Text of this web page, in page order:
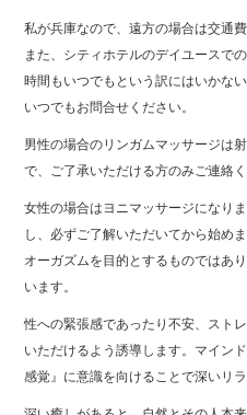
私が兵庫なので、遠方の場合は交通
また、シティホテルのデイユースで
時間もいつでもという訳にはいかな
いつでもお問合せください。
男性の場合のリンガムマッサージは
で、ご了承いただける方のみご連絡く
女性の場合はヨニマッサージになり
し、必ずご了解いただいてから始め
オーガズムを目的とするものではあ
います。
性への緊張感であったり不安、スト
いただけるよう誘導します。マイン
感覚』に意識を向けることで深いリ